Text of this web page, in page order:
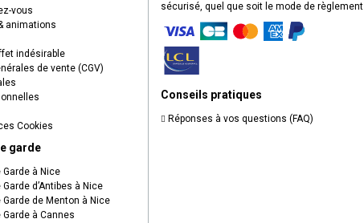
vous
animations
indésirable
de vente (CGV)
Cookies
garde
Garde à Nice
d’Antibes à Nice
Garde de Menton à Nice
à Cannes
sécurisé, quel que soit le mode de règlement
Conseils pratiques
Réponses à vos questions (FAQ)